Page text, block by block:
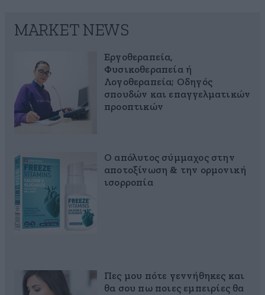
MARKET NEWS
Εργοθεραπεία,
Φυσικοθεραπεία ή
Λογοθεραπεία; Οδηγός
σπουδών και επαγγελματικών
προοπτικών
Ο απόλυτος σύμμαχος στην
αποτοξίνωση & την ορμονική
ισορροπία
Πες μου πότε γεννήθηκες και
θα σου πω ποιες εμπειρίες θα